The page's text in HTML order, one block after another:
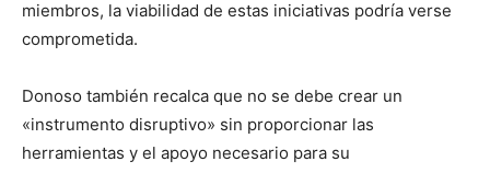
miembros, la viabilidad de estas iniciativas podría verse
comprometida.
Donoso también recalca que no se debe crear un
«instrumento disruptivo» sin proporcionar las
herramientas y el apoyo necesario para su